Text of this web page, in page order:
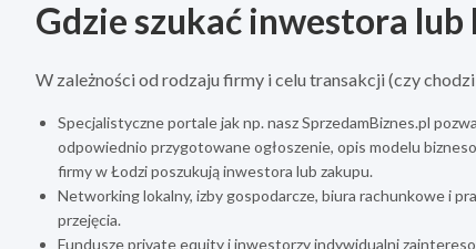
Gdzie szukać inwestora lub
W zależności od rodzaju firmy i celu transakcji (czy
Specjalistyczne portale jak np. nasz SprzedamBiznes.pl
odpowiednio przygotowane ogłoszenie, opis modelu
firmy w Łodzi poszukują inwestora lub zakupu.
Networking lokalny, izby gospodarcze, biura rachunkowe i
przejęcia.
Fundusze private equity i inwestorzy indywidualni